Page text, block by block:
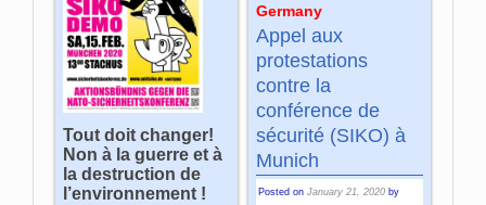
Tout doit changer!
Non à la guerre et à
la destruction de
l’environnement !
Germany
Appel aux
protestations
contre la
conférence de
sécurité (SIKO) à
Munich
Posted on January 21, 2020 by